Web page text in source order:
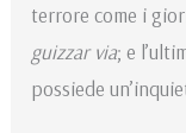
terrore come i
guizzar via; e
possiede